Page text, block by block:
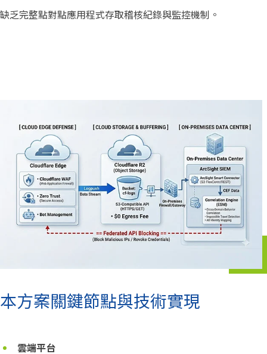
缺乏完整點對點應用程式存取稽核紀錄與監控機制。
本方案關鍵節點與技術實現
雲端平台